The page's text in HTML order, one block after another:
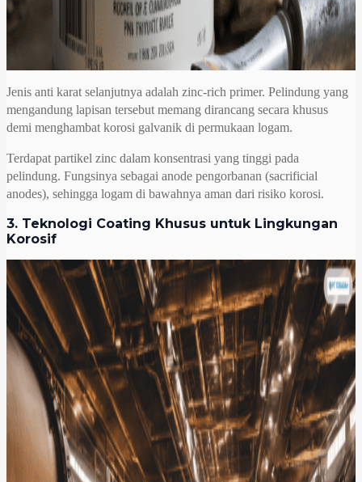
Jenis anti karat selanjutnya adalah zinc-rich primer. Pelindung yang
mengandung lapisan tersebut memang dirancang secara khusus
demi menghambat korosi galvanik di permukaan logam.
Terdapat partikel zinc dalam konsentrasi yang tinggi pada
pelindung. Fungsinya sebagai anode pengorbanan (sacrificial
anodes), sehingga logam di bawahnya aman dari risiko korosi.
3. Teknologi Coating Khusus untuk Lingkungan
Korosif